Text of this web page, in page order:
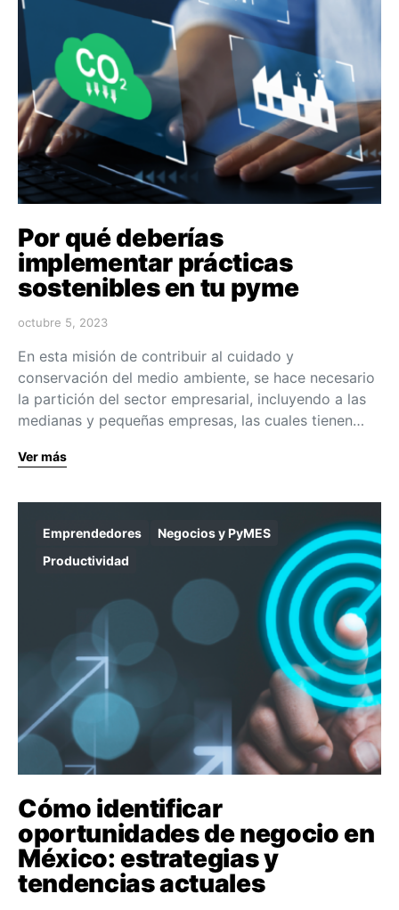
Por qué deberías
implementar prácticas
sostenibles en tu pyme
octubre 5, 2023
En esta misión de contribuir al cuidado y
conservación del medio ambiente, se hace necesario
la partición del sector empresarial, incluyendo a las
medianas y pequeñas empresas, las cuales tienen…
Ver más
Emprendedores
Negocios y PyMES
Productividad
Cómo identificar
oportunidades de negocio en
México: estrategias y
tendencias actuales